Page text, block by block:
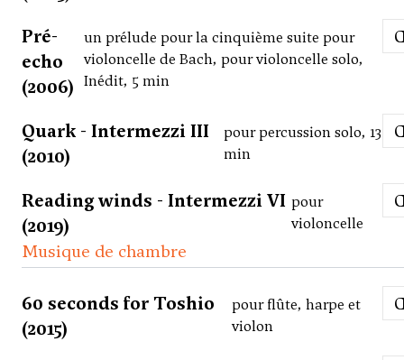
Pré-
echo
(2006)
un prélude pour la cinquième suite pour
violoncelle de Bach, pour violoncelle solo,
Inédit, 5 min
Quark - Intermezzi III
(2010)
pour percussion solo, 13
min
Reading winds - Intermezzi VI
(2019)
pour
violoncelle
Musique de chambre
60 seconds for Toshio
(2015)
pour flûte, harpe et
violon